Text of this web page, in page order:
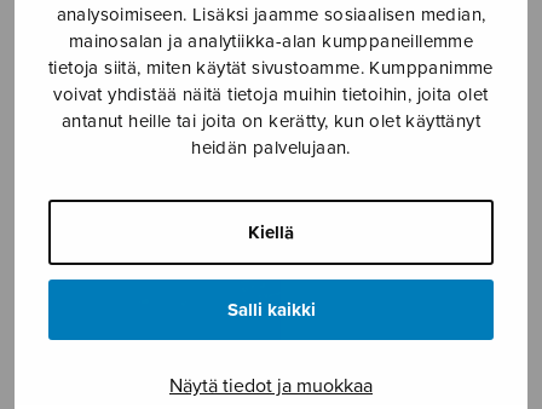
analysoimiseen. Lisäksi jaamme sosiaalisen median,
mainosalan ja analytiikka-alan kumppaneillemme
tietoja siitä, miten käytät sivustoamme. Kumppanimme
voivat yhdistää näitä tietoja muihin tietoihin, joita olet
antanut heille tai joita on kerätty, kun olet käyttänyt
heidän palvelujaan.
Kiellä
Salli kaikki
Näytä tiedot ja muokkaa